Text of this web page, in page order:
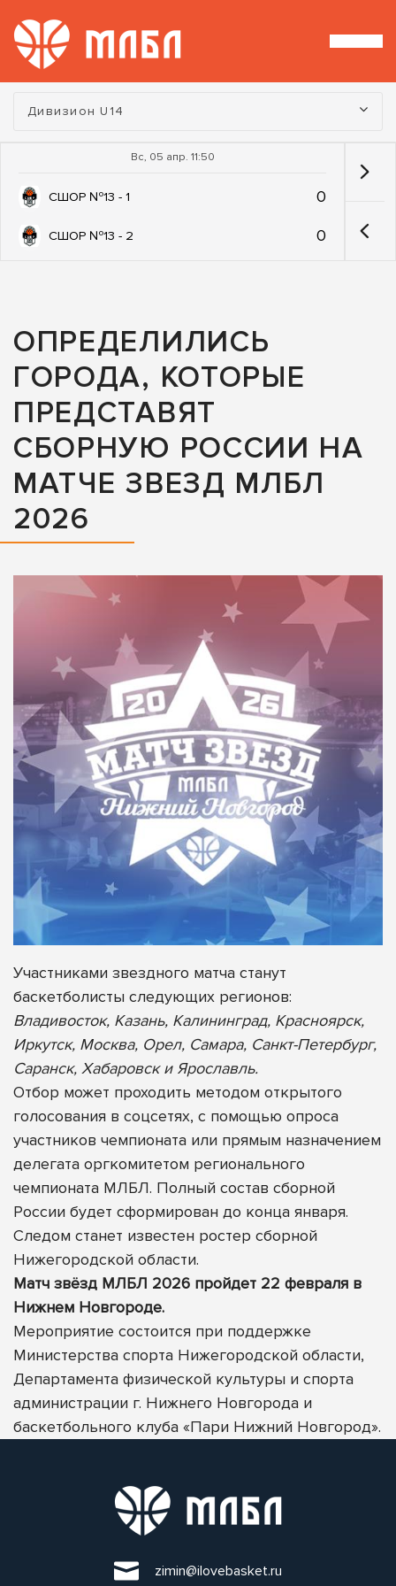
Турнир:
Дивизион U14
Вс, 05 апр. 11:50
СШОР №13 - 1 0
СШОР №13 - 2 0
ОПРЕДЕЛИЛИСЬ
ГОРОДА, КОТОРЫЕ
ПРЕДСТАВЯТ
СБОРНУЮ РОССИИ НА
МАТЧЕ ЗВЕЗД МЛБЛ
2026
Участниками звездного матча станут
баскетболисты следующих регионов:
Владивосток, Казань, Калининград, Красноярск,
Иркутск, Москва, Орел, Самара, Санкт-Петербург,
Саранск, Хабаровск и Ярославль.
Отбор может проходить методом открытого
голосования в соцсетях, с помощью опроса
участников чемпионата или прямым назначением
делегата оргкомитетом регионального
чемпионата МЛБЛ. Полный состав сборной
России будет сформирован до конца января.
Следом станет известен ростер сборной
Нижегородской области.
Матч звёзд МЛБЛ 2026 пройдет 22 февраля в
Нижнем Новгороде.
Мероприятие состоится при поддержке
Министерства спорта Нижегородской области,
Департамента физической культуры и спорта
администрации г. Нижнего Новгорода и
баскетбольного клуба «Пари Нижний Новгород».
zimin@ilovebasket.ru